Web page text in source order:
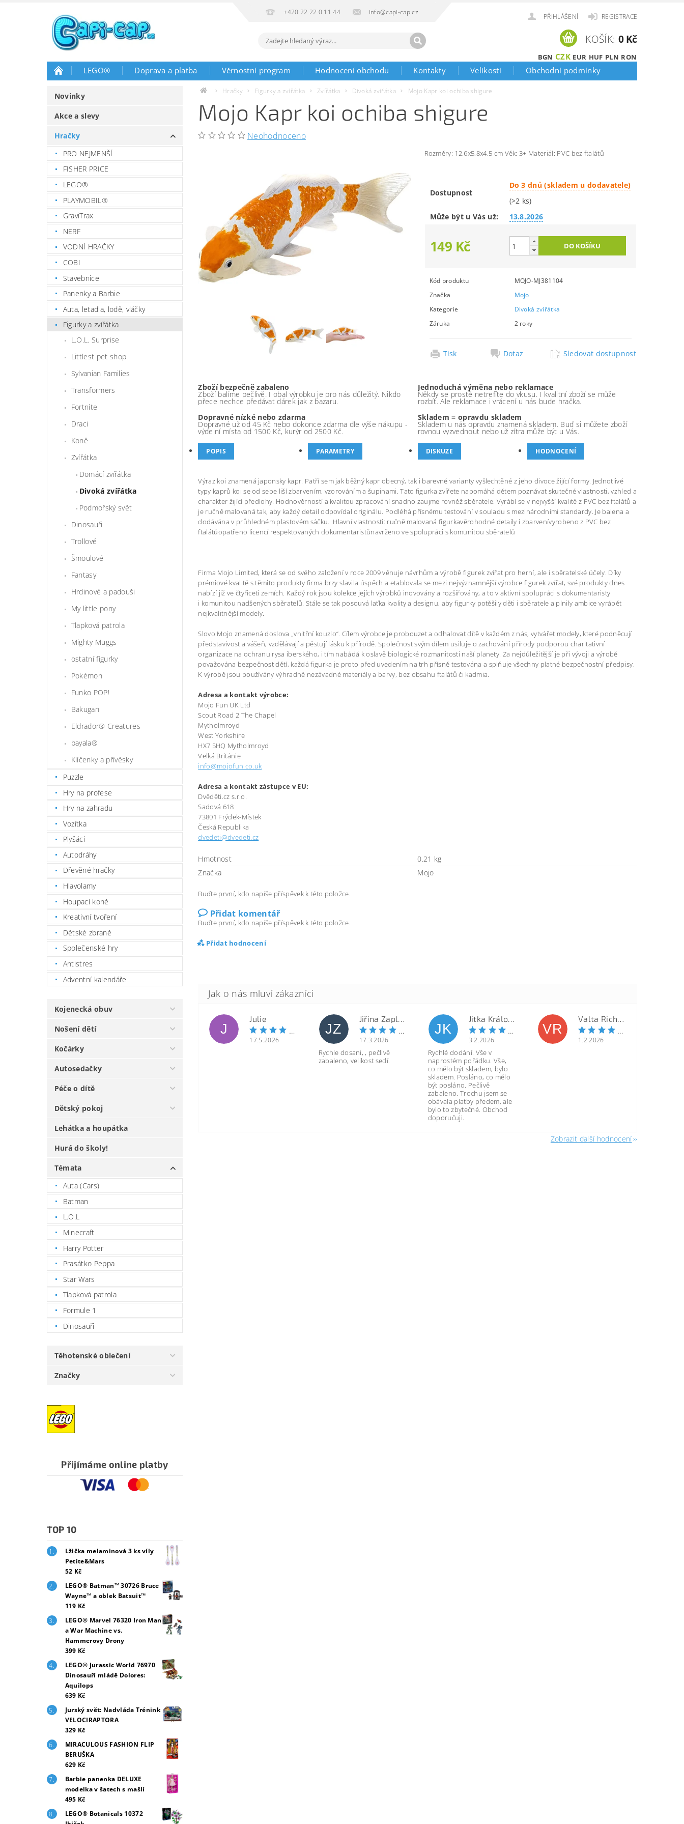
+420 22 22 0 11 44 info@capi-cap.cz
PŘIHLÁŠENÍ REGISTRACE
BGN CZK EUR HUF PLN RON
KOŠÍK: 0 Kč
LEGO® Doprava a platba Věrnostní program Hodnocení obchodu Kontakty Velikosti Obchodní podmínky
Novinky
Akce a slevy
Hračky
PRO NEJMENŠÍ
FISHER PRICE
LEGO®
PLAYMOBIL®
GraviTrax
NERF
VODNÍ HRAČKY
COBI
Stavebnice
Panenky a Barbie
Auta, letadla, lodě, vláčky
Figurky a zvířátka
L.O.L. Surprise
Littlest pet shop
Sylvanian Families
Transformers
Fortnite
Draci
Koně
Zvířátka
Domácí zvířátka
Divoká zvířátka
Podmořský svět
Dinosauři
Trollové
Šmoulové
Fantasy
Hrdinové a padouši
My little pony
Tlapková patrola
Mighty Muggs
ostatní figurky
Pokémon
Funko POP!
Bakugan
Eldrador® Creatures
bayala®
Klíčenky a přívěsky
Puzzle
Hry na profese
Hry na zahradu
Vozítka
Plyšáci
Autodráhy
Dřevěné hračky
Hlavolamy
Houpací koně
Kreativní tvoření
Dětské zbraně
Společenské hry
Antistres
Adventní kalendáře
Kojenecká obuv
Nošení dětí
Kočárky
Autosedačky
Péče o dítě
Dětský pokoj
Lehátka a houpátka
Hurá do školy!
Témata
Auta (Cars)
Batman
L.O.L
Minecraft
Harry Potter
Prasátko Peppa
Star Wars
Tlapková patrola
Formule 1
Dinosauři
Těhotenské oblečení
Značky
Přijímáme online platby
TOP 10
Lžička melaminová 3 ks víly
Petite&Mars
52 Kč
LEGO® Batman™ 30726 Bruce
Wayne™ a oblek Batsuit™
119 Kč
LEGO® Marvel 76320 Iron Man
a War Machine vs.
Hammerovy Drony
399 Kč
LEGO® Jurassic World 76970
Dinosauří mládě Dolores:
Aquilops
639 Kč
Jurský svět: Nadvláda Trénink
VELOCIRAPTORA
329 Kč
MIRACULOUS FASHION FLIP
BERUŠKA
629 Kč
Barbie panenka DELUXE
modelka v šatech s mašlí
495 Kč
LEGO® Botanicals 10372
Hračky Figurky a zvířátka Zvířátka Divoká zvířátka Mojo Kapr koi ochiba shigure
Mojo Kapr koi ochiba shigure
Neohodnoceno
Rozměry: 12,6x5,8x4,5 cm Věk: 3+ Materiál: PVC bez ftalátů
Dostupnost
Do 3 dnů (skladem u dodavatele)
(>2 ks)
Může být u Vás už:
13.8.2026
149 Kč
Kód produktu
MOJO-MJ381104
Značka
Mojo
Kategorie
Divoká zvířátka
Záruka
2 roky
Tisk Dotaz Sledovat dostupnost
Zboží bezpečně zabaleno
Zboží balíme pečlivě. I obal výrobku je pro nás důležitý. Nikdo
přece nechce předávat dárek jak z bazaru.
Jednoduchá výměna nebo reklamace
Někdy se prostě netrefíte do vkusu. I kvalitní zboží se může
rozbít. Ale reklamace i vrácení u nás bude hračka.
Dopravné nízké nebo zdarma
Dopravné už od 45 Kč nebo dokonce zdarma dle výše nákupu -
výdejní místa od 1500 Kč, kurýr od 2500 Kč.
Skladem = opravdu skladem
Skladem u nás opravdu znamená skladem. Buď si můžete zboží
rovnou vyzvednout nebo už zítra může být u Vás.
POPIS PARAMETRY DISKUZE HODNOCENÍ
Výraz koi znamená japonsky kapr. Patří sem jak běžný kapr obecný, tak i barevné varianty vyšlechtěné z jeho divoce žijící formy. Jednotlivé
typy kaprů koi se od sebe liší zbarvením, vzorováním a šupinami. Tato figurka zvířete napomáhá dětem poznávat skutečné vlastnosti, vzhled a
charakter žijící předlohy. Hodnověrností a kvalitou zpracování snadno zaujme rovněž sběratele. Vyrábí se v nejvyšší kvalitě z PVC bez ftalátů a
je ručně malovaná tak, aby každý detail odpovídal originálu. Podléhá přísnému testování v souladu s mezinárodními standardy. Je balena a
dodávána v průhledném plastovém sáčku. Hlavní vlastnosti: ručně malovaná figurkavěrohodné detaily i zbarvenívyrobeno z PVC bez
ftalátůopatřeno licencí respektovaných dokumentaristůnavrženo ve spolupráci s komunitou sběratelů
Firma Mojo Limited, která se od svého založení v roce 2009 věnuje návrhům a výrobě figurek zvířat pro herní, ale i sběratelské účely. Díky
prémiové kvalitě s těmito produkty firma brzy slavila úspěch a etablovala se mezi nejvýznamnější výrobce figurek zvířat, své produkty dnes
nabízí již ve čtyřiceti zemích. Každý rok jsou kolekce jejích výrobků inovovány a rozšiřovány, a to v aktivní spolupráci s dokumentaristy
i komunitou nadšených sběratelů. Stále se tak posouvá laťka kvality a designu, aby figurky potěšily děti i sběratele a plnily ambice vyrábět
nejkvalitnější modely.
Slovo Mojo znamená doslova „vnitřní kouzlo“. Cílem výrobce je probouzet a odhalovat dítě v každém z nás, vytvářet modely, které podněcují
představivost a vášeň, vzdělávají a pěstují lásku k přírodě. Společnost svým dílem usiluje o zachování přírody podporou charitativní
organizace na ochranu rysa iberského, i tím nabádá k oslavě biologické rozmanitosti naší planety. Za nejdůležitější je při vývoji a výrobě
považována bezpečnost dětí, každá figurka je proto před uvedením na trh přísně testována a splňuje všechny platné bezpečnostní předpisy.
K výrobě jsou používány výhradně nezávadné materiály a barvy, bez obsahu ftalátů či kadmia.
Adresa a kontakt výrobce:
Mojo Fun UK Ltd
Scout Road 2 The Chapel
Mytholmroyd
West Yorkshire
HX7 5HQ Mytholmroyd
Velká Británie
info@mojofun.co.uk
Adresa a kontakt zástupce v EU:
Dvěděti.cz s.r.o.
Sadová 618
73801 Frýdek-Místek
Česká Republika
dvedeti@dvedeti.cz
Hmotnost
0.21 kg
Značka
Mojo
Buďte první, kdo napíše příspěvek k této položce.
Přidat komentář
Buďte první, kdo napíše příspěvek k této položce.
Přidat hodnocení
J
Julie
17.5.2026
JZ
Jiřina Zapletalová
17.3.2026
Rychle dosani, , pečlivě
zabaleno, velikost sedí.
JK
Jitka Královcová
3.2.2026
Rychlé dodání. Vše v
naprostém pořádku. Vše,
co mělo být skladem, bylo
skladem. Posláno, co mělo
být posláno. Pečlivě
zabaleno. Trochu jsem se
obávala platby předem, ale
bylo to zbytečné. Obchod
doporučuji.
VR
Valta Richard
1.2.2026
Zobrazit další hodnocení